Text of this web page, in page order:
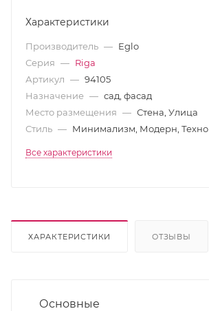
Характеристики
Производитель — Eglo
Серия — Riga
Артикул — 94105
Назначение — сад, фасад
Место размещения — Стена, Улица
Стиль — Минимализм, Модерн, Техно
Все характеристики
ХАРАКТЕРИСТИКИ ОТЗЫВЫ
Основные